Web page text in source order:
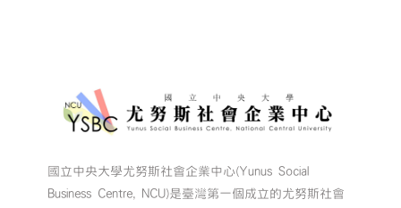
國立中央大學尤努斯社會企業中心(Yunus Social
Business Centre, NCU)是臺灣第一個成立的尤努斯社會